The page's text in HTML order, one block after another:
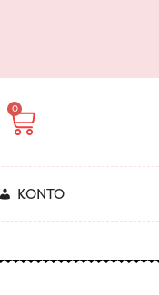
0
Varukorg
KONTO